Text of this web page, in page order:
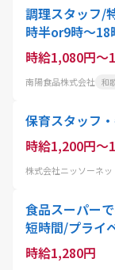
調理スタッフ/
時半or9時～
時給1,080円～
南陽食品株式会社 和
保育スタッフ
時給1,200円～
株式会社ニッソーネッ
食品スーパー
短時間/プライ
る
時給1,280円